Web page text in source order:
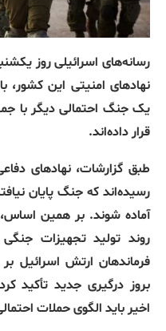
نهادهای امنیتی این کشور،
یک جنگ احتمالی دیگر با
قرار داده‌اند.
طبق گزارشات، نهادهای
رسیده‌اند که جنگ پایان
آماده شوند. بر همین اساس،
روند تولید تجهیزات
فرماندهان ارتش اسرائیل
بروز درگیری جدید تأکید
اخیر باید الگوی حملات